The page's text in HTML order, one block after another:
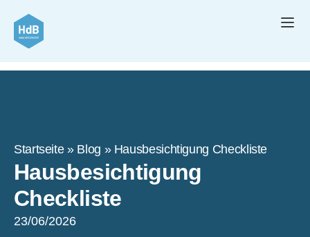
Startseite» Blog » Hausbesichtigung Checkliste
Hausbesichtigung
Checkliste
23/06/2026